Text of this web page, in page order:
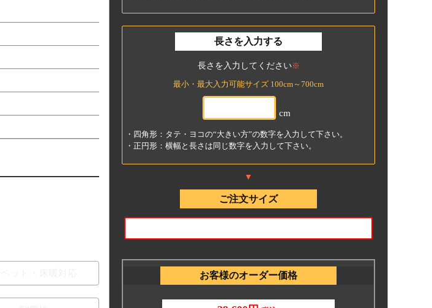
横幅のサイズ＝?＋?＋?
高さのサイズ＝?＋?
い！
長さを入力する
長さを入力してください※
最小・最大入力可能サイズ 100cm～700cm
cm
・四角形：タテ・ヨコの“大きい方”の数字を入力して下さい。
・正円形：横幅と長さは同じ数字を入力して下さい。
▼
ご注文サイズ
お客様のオーダー価格